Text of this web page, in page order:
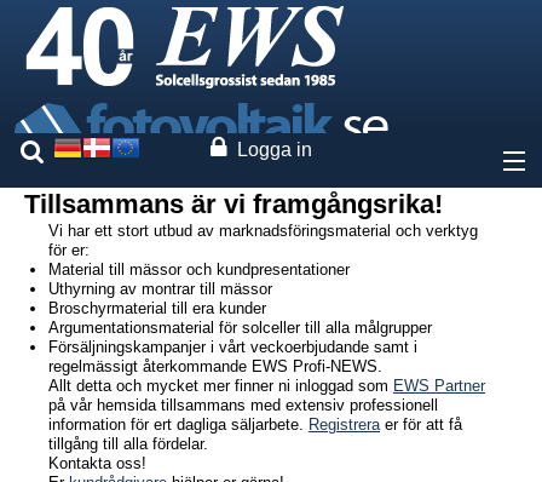
Logga in
Om oss
Priser
Vaara märken
Tjänster
Anläggningsprojektering
Tillsammans är vi framgångsrika!
Vi har ett stort utbud av marknadsföringsmaterial och verktyg
för er:
Material till mässor och kundpresentationer
Uthyrning av montrar till mässor
Broschyrmaterial till era kunder
Argumentationsmaterial för solceller till alla målgrupper
Försäljningskampanjer i vårt veckoerbjudande samt i
regelmässigt återkommande EWS Profi-NEWS.
Allt detta och mycket mer finner ni inloggad som EWS Partner
på vår hemsida tillsammans med extensiv professionell
information för ert dagliga säljarbete. Registreraer för att få
tillgång till alla fördelar.
Kontakta oss!